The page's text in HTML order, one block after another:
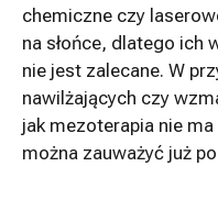
chemiczne czy
na słońce, dlatego ich
nie jest zalecane. W
nawilżających czy
jak mezoterapia nie
można zauważyć już